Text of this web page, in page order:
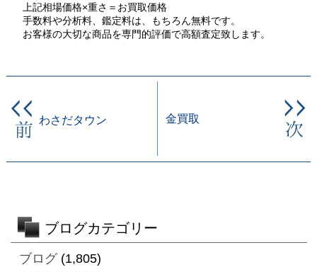
上記相場価格×重さ＝お買取価格
手数料や分析料、鑑定料は、もちろん無料です。
お客様の大切な商品を専門的評価で高額査定致します。
わさだタウン 金買取
ブログカテゴリー
ブログ(1,805)